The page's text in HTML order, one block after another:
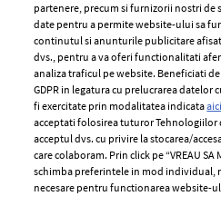
ELLE Style Awards
2024
Despre ELLE
Romania
Contact
Abonamente
partenere, precum si furnizorii nostri de
date pentru a permite website-ului sa
continutul si anunturile publicitare
dvs., pentru a va oferi functionalitati
analiza traficul pe website. Beneficiati
GDPR in legatura cu prelucrarea datelor
fi exercitate prin modalitatea indicataaici
acceptati folosirea tuturor Tehnologiilor
acceptul dvs. cu privire la stocarea/
care colaboram. Prin click pe “VREAU SA
schimba preferintele in mod individual,
necesare pentru functionarea website-